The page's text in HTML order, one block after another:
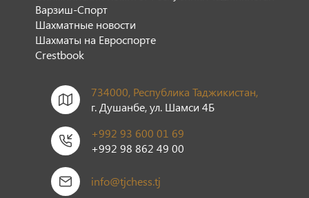
Варзиш-Спорт
Шахматные новости
Шахматы на Евроспорте
Сrestbook
734000, Республика Таджикистан,
г. Душанбе, ул. Шамси 4Б
+992 93 600 01 69
+992 98 862 49 00
info@tjchess.tj